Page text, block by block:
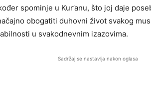
spominje u Kur’anu, što joj daje
obogatiti duhovni život svakog
u svakodnevnim izazovima.
Sadržaj se nastavlja nakon oglasa